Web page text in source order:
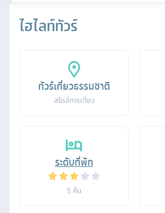
ไฮไลท์ทัวร์
ทัวร์เที่ยวธรรมชาติ
สไตล์การเที่ยว
ระดับที่พัก
5 คืน